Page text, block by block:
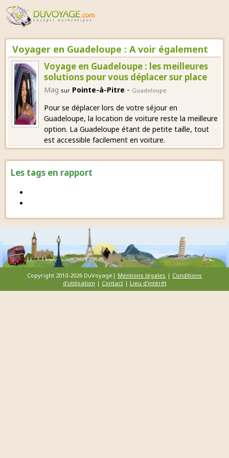
Les tags en rapport
Voyager en Guadeloupe : A voir également
Voyage en Guadeloupe : les meilleures
solutions pour vous déplacer sur place
Mag sur Pointe-à-Pitre - Guadeloupe
Pour se déplacer lors de votre séjour en
Guadeloupe, la location de voiture reste la meilleure
option. La Guadeloupe étant de petite taille, tout
est accessible facilement en voiture.
Copyright 2010-2026 DuVoyage| Mentions légales | Conditions
d'utilisation | Contact| Lieu d'intérêt